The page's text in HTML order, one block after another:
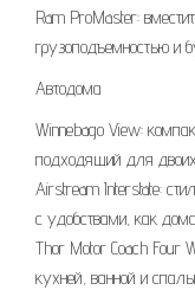
Ram ProMaster:
грузоподъемностью и
Автодома
Winnebago View:
подходящий для
Airstream Interstate:
с удобствами, как
Thor Motor Coach Four
кухней, ванной и